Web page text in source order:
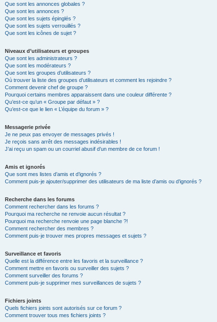
Que sont les annonces globales ?
Que sont les annonces ?
Que sont les sujets épinglés ?
Que sont les sujets verrouillés ?
Que sont les icônes de sujet ?
Niveaux d’utilisateurs et groupes
Que sont les administrateurs ?
Que sont les modérateurs ?
Que sont les groupes d’utilisateurs ?
Où trouver la liste des groupes d’utilisateurs et comment les rejoindre ?
Comment devenir chef de groupe ?
Pourquoi certains membres apparaissent dans une couleur différente ?
Qu’est-ce qu’un « Groupe par défaut » ?
Qu’est-ce que le lien « L’équipe du forum » ?
Messagerie privée
Je ne peux pas envoyer de messages privés !
Je reçois sans arrêt des messages indésirables !
J’ai reçu un spam ou un courriel abusif d’un membre de ce forum !
Amis et ignorés
Que sont mes listes d’amis et d’ignorés ?
Comment puis-je ajouter/supprimer des utilisateurs de ma liste d’amis ou d’ignorés ?
Recherche dans les forums
Comment rechercher dans les forums ?
Pourquoi ma recherche ne renvoie aucun résultat ?
Pourquoi ma recherche renvoie une page blanche ?!
Comment rechercher des membres ?
Comment puis-je trouver mes propres messages et sujets ?
Surveillance et favoris
Quelle est la différence entre les favoris et la surveillance ?
Comment mettre en favoris ou surveiller des sujets ?
Comment surveiller des forums ?
Comment puis-je supprimer mes surveillances de sujets ?
Fichiers joints
Quels fichiers joints sont autorisés sur ce forum ?
Comment trouver tous mes fichiers joints ?